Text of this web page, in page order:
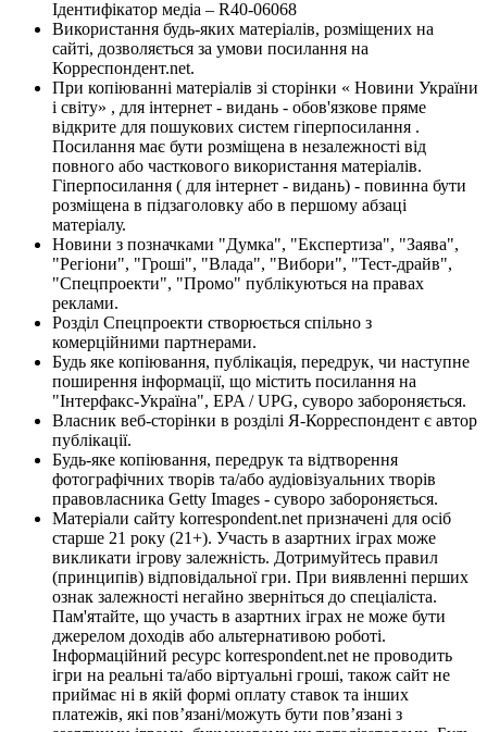
Ідентифікатор медіа – R40-06068
Використання будь-яких матеріалів, розміщених на
сайті, дозволяється за умови посилання на
Корреспондент.net.
При копіюванні матеріалів зі сторінки « Новини України
і світу» , для інтернет - видань - обов'язкове пряме
відкрите для пошукових систем гіперпосилання .
Посилання має бути розміщена в незалежності від
повного або часткового використання матеріалів.
Гіперпосилання ( для інтернет - видань) - повинна бути
розміщена в підзаголовку або в першому абзаці
матеріалу.
Новини з позначками "Думка", "Експертиза", "Заява",
"Регіони", "Гроші", "Влада", "Вибори", "Тест-драйв",
"Спецпроекти", "Промо" публікуються на правах
реклами.
Розділ Спецпроекти створюється спільно з
комерційними партнерами.
Будь яке копіювання, публікація, передрук, чи наступне
поширення інформації, що містить посилання на
"Інтерфакс-Україна", EPA / UPG, суворо забороняється.
Власник веб-сторінки в розділі Я-Корреспондент є автор
публікації.
Будь-яке копіювання, передрук та відтворення
фотографічних творів та/або аудіовізуальних творів
правовласника Getty Images - суворо забороняється.
Матеріали сайту korrespondent.net призначені для осіб
старше 21 року (21+). Участь в азартних іграх може
викликати ігрову залежність. Дотримуйтесь правил
(принципів) відповідальної гри. При виявленні перших
ознак залежності негайно зверніться до спеціаліста.
Пам'ятайте, що участь в азартних іграх не може бути
джерелом доходів або альтернативою роботі.
Інформаційний ресурс korrespondent.net не проводить
ігри на реальні та/або віртуальні гроші, також сайт не
приймає ні в якій формі оплату ставок та інших
платежів, які пов’язані/можуть бути пов’язані з